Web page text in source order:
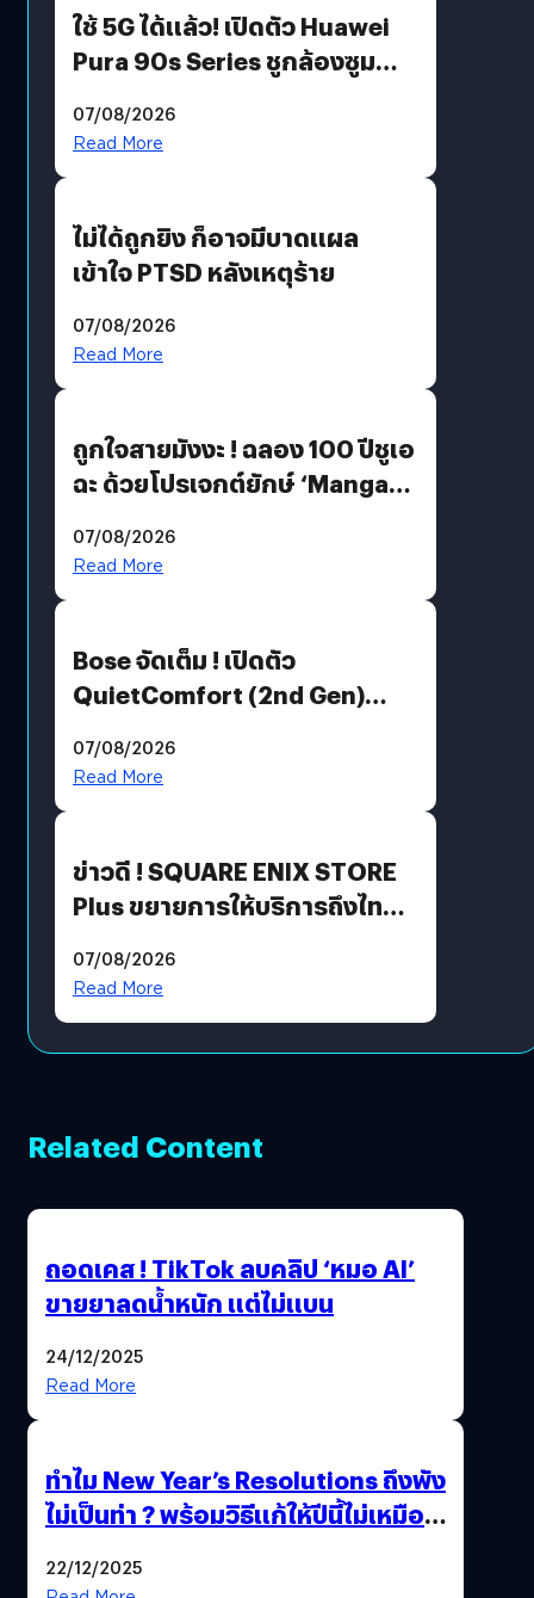
ใช้ 5G ได้แล้ว! เปิดตัว Huawei
Pura 90s Series ชูกล้องซูม
07/08/2026
Read More
ไม่ได้ถูกยิง ก็อาจมีบาดแผล
เข้าใจ PTSD หลังเหตุร้าย
07/08/2026
Read More
ถูกใจสายมังงะ ! ฉลอง 100 ปีชูเอ
ฉะ ด้วยโปรเจกต์ยักษ์ ‘Manga
มีภาษาไทยด้วย
07/08/2026
Read More
Bose จัดเต็ม ! เปิดตัว
QuietComfort (2nd Gen)
07/08/2026
Read More
ข่าวดี ! SQUARE ENIX STORE
Plus ขยายการให้บริการถึงไทย
โดยตรง
07/08/2026
Read More
Related Content
ถอดเคส ! TikTok ลบคลิป ‘หมอ AI’
ขายยาลดน้ำหนัก แต่ไม่แบน
24/12/2025
Read More
ทำไม New Year’s Resolutions ถึงพัง
ไม่เป็นท่า ? พร้อมวิธีแก้ให้ปีนี้ไม่เหมือน
22/12/2025